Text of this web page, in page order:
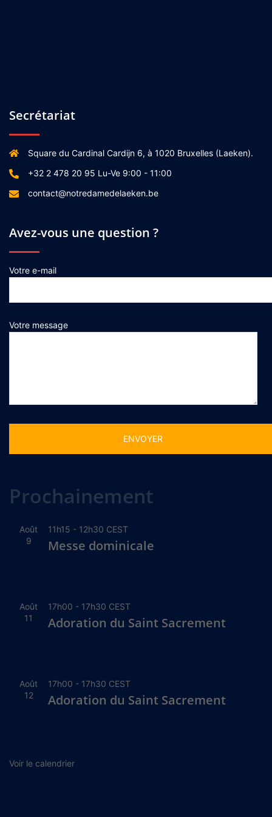
Secrétariat
Square du Cardinal Cardijn 6, à 1020 Bruxelles (Laeken).
+32 2 478 20 95 Lu-Ve 9:00 - 11:00
contact@notredamedelaeken.be
Avez-vous une question ?
Votre e-mail
Votre message
Prochainement
Août
9
11h15 - 12h30 CEST
Messe dominicale
Août
11
17h00 - 17h30 CEST
Adoration du Saint Sacrement
Août
12
17h00 - 17h30 CEST
Adoration du Saint Sacrement
Voir le calendrier